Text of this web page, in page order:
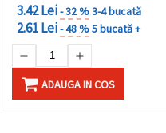
3.42 Lei- 32 %3-4 bucată
2.61 Lei- 48 %5 bucată +
ADAUGA IN COS